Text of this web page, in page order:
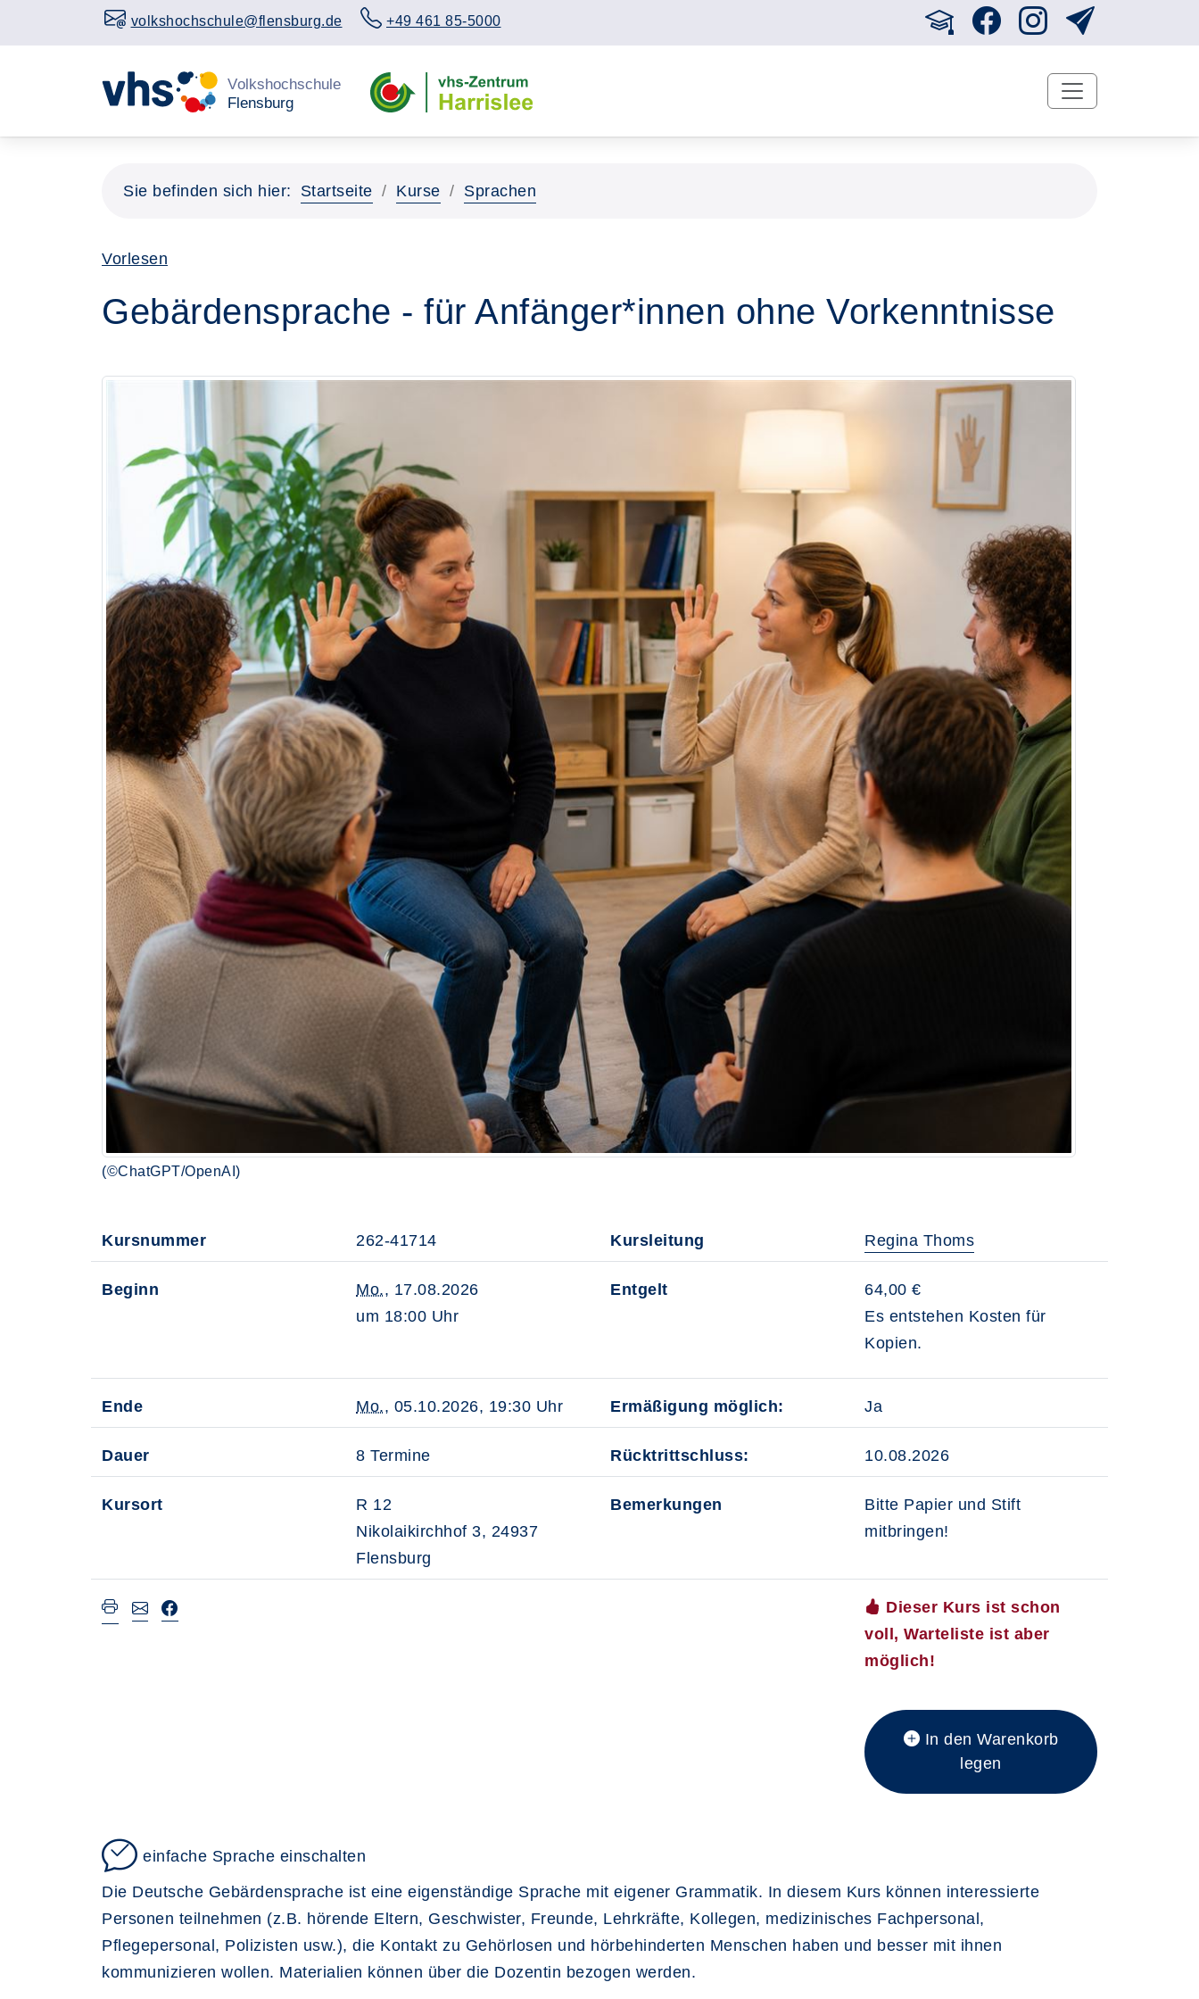
volkshochschule@flensburg.de +49 461 85-5000
Sie befinden sich hier: Startseite Kurse Sprachen
Vorlesen
Gebärdensprache - für Anfänger*innen ohne Vorkenntnisse
(©ChatGPT/OpenAI)
Kursnummer 262-41714 Kursleitung Regina Thoms
Beginn Mo., 17.08.2026
um 18:00 Uhr
Entgelt
64,00 €
Es entstehen Kosten für
Kopien.
Ende Mo., 05.10.2026, 19:30 Uhr Ermäßigung möglich: Ja
Dauer 8 Termine Rücktrittschluss: 10.08.2026
Kursort
R 12
Nikolaikirchhof 3, 24937
Flensburg
Bemerkungen
Bitte Papier und Stift
mitbringen!
Dieser Kurs ist schon
voll, Warteliste ist aber
möglich!
In den Warenkorb
legen
einfache Sprache einschalten
Die Deutsche Gebärdensprache ist eine eigenständige Sprache mit eigener Grammatik. In diesem Kurs können interessierte
Personen teilnehmen (z.B. hörende Eltern, Geschwister, Freunde, Lehrkräfte, Kollegen, medizinisches Fachpersonal,
Pflegepersonal, Polizisten usw.), die Kontakt zu Gehörlosen und hörbehinderten Menschen haben und besser mit ihnen
kommunizieren wollen. Materialien können über die Dozentin bezogen werden.